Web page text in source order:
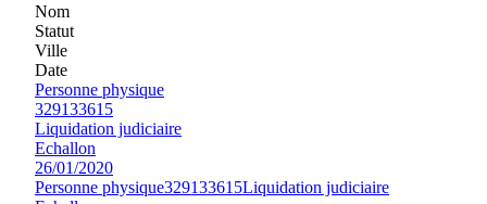
Nom
Statut
Ville
Date
Personne physique
329133615
Liquidation judiciaire
Echallon
26/01/2020
Personne physique329133615Liquidation judiciaire